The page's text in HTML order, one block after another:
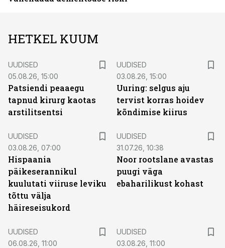
HETKEL KUUM
UUDISED
05.08.26, 15:00
Patsiendi peaaegu
tapnud kirurg kaotas
arstilitsentsi
UUDISED
03.08.26, 15:00
Uuring: selgus aju
tervist korras hoidev
kõndimise kiirus
UUDISED
03.08.26, 07:00
Hispaania
päikeserannikul
kuulutati viiruse leviku
tõttu välja
häireseisukord
UUDISED
31.07.26, 10:38
Noor rootslane avastas
puugi väga
ebaharilikust kohast
UUDISED
06.08.26, 11:00
UUDISED
03.08.26, 11:00